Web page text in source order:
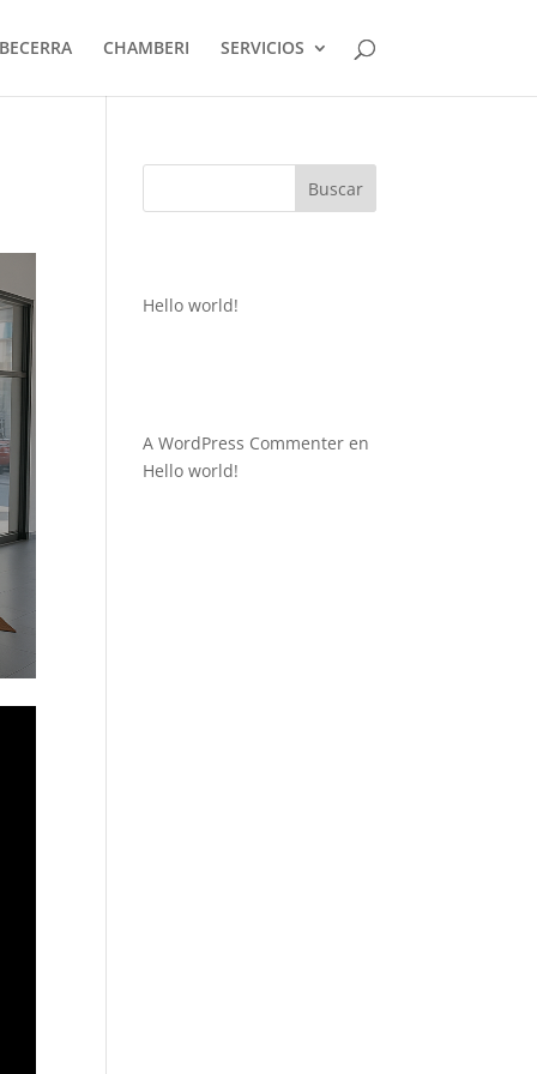
CHAMBERI SERVICIOS
Buscar
Hello world!
A WordPress Commenter en
Hello world!